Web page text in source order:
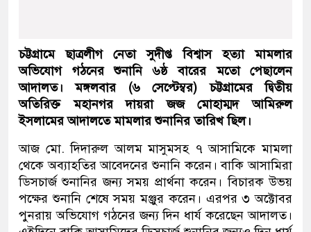
চট্টগ্রামে ছাত্রলীগ নেতা সুদীপ্ত বিশ্বাস হত্যা মামলার
অভিযোগ গঠনের শুনানি ৬ষ্ঠ বারের মতো পেছালেন
আদালত। মঙ্গলবার (৬ সেপ্টেম্বর) চট্টগ্রামের দ্বিতীয়
অতিরিক্ত মহানগর দায়রা জজ মোহাম্মদ আমিরুল
ইসলামের আদালতে মামলার শুনানির তারিখ ছিল।
আজ মো. দিদারুল আলম মাসুমসহ ৭ আসামিকে মামলা
থেকে অব্যাহতির আবেদনের শুনানি করেন। বাকি আসামিরা
ডিসচার্জ শুনানির জন্য সময় প্রার্থনা করেন। বিচারক উভয়
পক্ষের শুনানি শেষে সময় মঞ্জুর করেন। এরপর ৩ অক্টোবর
পুনরায় অভিযোগ গঠনের জন্য দিন ধার্য করেছেন আদালত।